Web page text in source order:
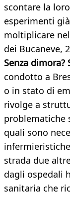
scontare la
esperimenti
moltiplicare
dei Bucaneve,
Senza dimora?
condotto a
o in stato di
rivolge a
problematiche
quali sono
strada due
dagli ospedali
sanitaria che